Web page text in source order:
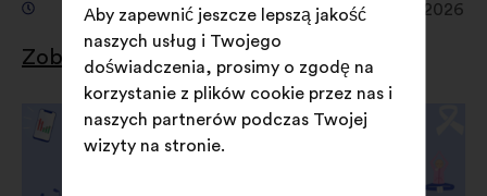
Konsultacja od 4 lutego 2026 do 12 kwietnia 2026
Zobacz wyniki
Aby zapewnić jeszcze lepszą jakość
naszych usług i Twojego
doświadczenia, prosimy o zgodę na
korzystanie z plików cookie przez nas i
naszych partnerów podczas Twojej
wizyty na stronie.